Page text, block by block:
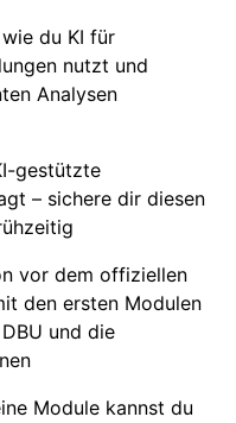
du KI für
nutzt und
Analysen
gestützte
– sichere dir diesen
vor dem offiziellen
den ersten Modulen
und die
Module kannst du